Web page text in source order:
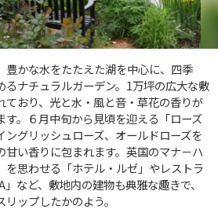
豊かな水をたたえた湖を中心に、四季
るナチュラルガーデン。1万坪の広大な敷
ており、光と水・風と音・草花の香りが
。６月中旬から見頃を迎える「ローズ
グリッシュローズ、オールドローズを
甘い香りに包まれます。英国のマナ－ハ
を思わせる「ホテル・ルゼ」やレストラ
など、敷地内の建物も典雅な趣きで、
ップしたかのよう。